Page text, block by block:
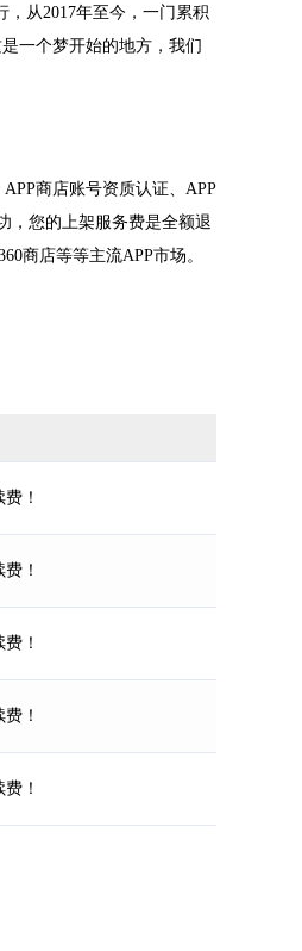
，从2017年至今，一门累积
一个梦开始的地方，我们
商店账号资质认证、APP
，您的上架服务费是全额退
商店等等主流APP市场。
！
！
！
！
！